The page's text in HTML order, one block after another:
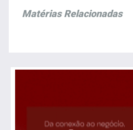
Matérias Relacionadas